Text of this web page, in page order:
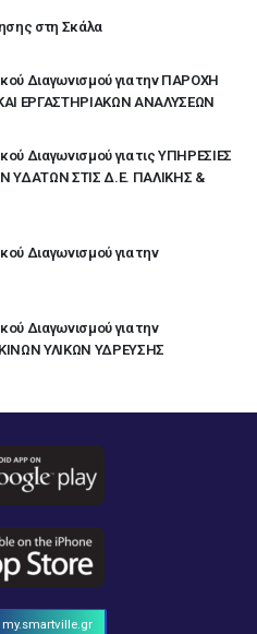
στη Σκάλα
Διαγωνισμού για την ΠΑΡΟΧΗ
ΕΡΓΑΣΤΗΡΙΑΚΩΝ ΑΝΑΛΥΣΕΩΝ
Διαγωνισμού για τις ΥΠΗΡΕΣΙΕΣ
ΥΔΑΤΩΝ ΣΤΙΣ Δ.Ε. ΠΑΛΙΚΗΣ &
Διαγωνισμού για την
Διαγωνισμού για την
ΥΛΙΚΩΝ ΥΔΡΕΥΣΗΣ
my.smartville.gr